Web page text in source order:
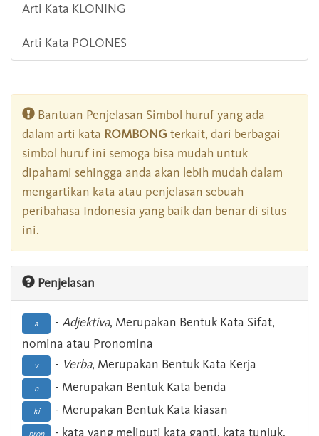
Arti Kata KLONING
Arti Kata POLONES
Bantuan Penjelasan Simbol huruf yang ada
dalam arti kata ROMBONG terkait, dari berbagai
simbol huruf ini semoga bisa mudah untuk
dipahami sehingga anda akan lebih mudah dalam
mengartikan kata atau penjelasan sebuah
peribahasa Indonesia yang baik dan benar di situs
ini.
Penjelasan
a - Adjektiva, Merupakan Bentuk Kata Sifat,
nomina atau Pronomina
v - Verba, Merupakan Bentuk Kata Kerja
n - Merupakan Bentuk Kata benda
ki - Merupakan Bentuk Kata kiasan
pron
- kata yang meliputi kata ganti, kata tunjuk,